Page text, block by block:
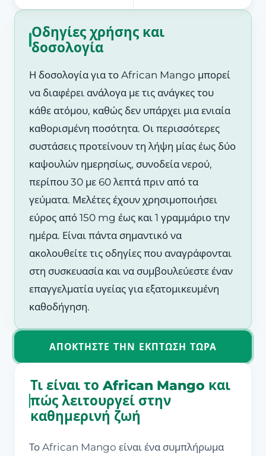
Οδηγίες χρήσης και
δοσολογία
Η δοσολογία για το African Mango μπορεί
να διαφέρει ανάλογα με τις ανάγκες του
κάθε ατόμου, καθώς δεν υπάρχει μια ενιαία
καθορισμένη ποσότητα. Οι περισσότερες
συστάσεις προτείνουν τη λήψη μίας έως δύο
καψουλών ημερησίως, συνοδεία νερού,
περίπου 30 με 60 λεπτά πριν από τα
γεύματα. Μελέτες έχουν χρησιμοποιήσει
εύρος από 150 mg έως και 1 γραμμάριο την
ημέρα. Είναι πάντα σημαντικό να
ακολουθείτε τις οδηγίες που αναγράφονται
στη συσκευασία και να συμβουλεύεστε έναν
επαγγελματία υγείας για εξατομικευμένη
καθοδήγηση.
ΑΠΟΚΤΉΣΤΕ ΤΗΝ ΈΚΠΤΩΣΗ ΤΏΡΑ
Τι είναι το African Mango και
πώς λειτουργεί στην
καθημερινή ζωή
Το African Mango είναι ένα συμπλήρωμα